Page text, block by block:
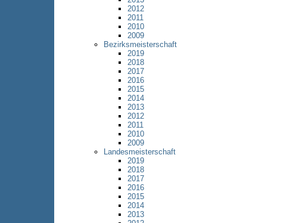
2012
2011
2010
2009
Bezirksmeisterschaft
2019
2018
2017
2016
2015
2014
2013
2012
2011
2010
2009
Landesmeisterschaft
2019
2018
2017
2016
2015
2014
2013